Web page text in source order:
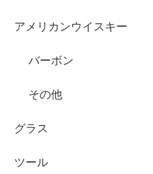
アメリカンウイスキー
バーボン
その他
グラス
ツール